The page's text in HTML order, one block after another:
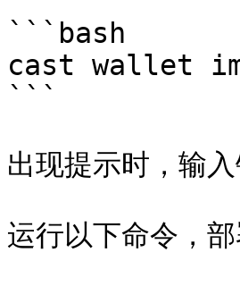
```bash
cast wallet
```
出现提示时，输
运行以下命令，